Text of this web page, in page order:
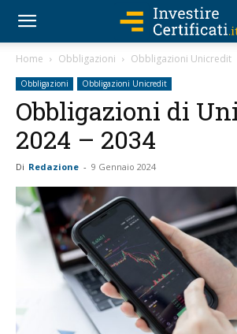
Home Obbligazioni Obbligazioni Unicredit
Obbligazioni Obbligazioni Unicredit
Obbligazioni di
2024 – 2034
Di Redazione - 9 Gennaio 2024